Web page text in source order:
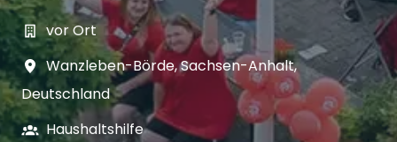
vor Ort
Wanzleben-Börde,Sachsen-Anhalt,
Deutschland
Haushaltshilfe